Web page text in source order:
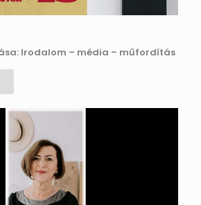
Irodalom – média – műfordítás